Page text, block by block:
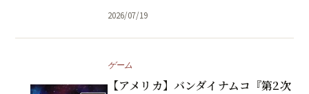
2026/07/19
ゲーム
【アメリカ】バンダイナムコ『第2次